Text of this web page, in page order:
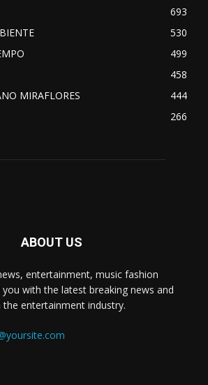
693
530
499
458
MIRAFLORES
444
266
ABOUT US
entertainment, music fashion
with the latest breaking news and
entertainment industry.